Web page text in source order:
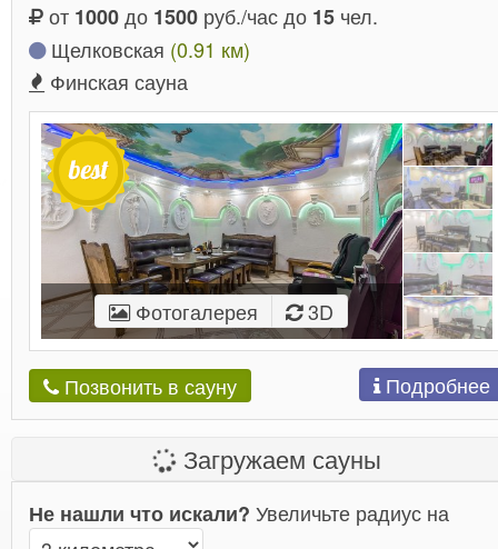
от 1000до 1500 руб./час до 15 чел.
Щелковская (0.91 км)
Финская сауна
Фотогалерея 3D
Позвонить в сауну Подробнее
Загружаем сауны
Не нашли что искали? Увеличьте радиус на